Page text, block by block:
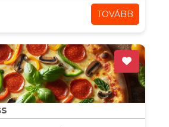
TOVÁBB